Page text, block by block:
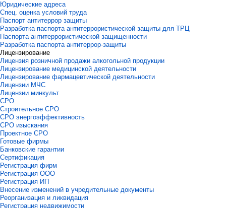
Юридические адреса
Спец. оценка условий труда
Паспорт антитеррор защиты
Разработка паспорта антитеррористической защиты для ТРЦ
Паспорта антитеррористической защищенности
Разработка паспорта антитеррор-защиты
Лицензирование
Лицензия розничной продажи алкогольной продукции
Лицензирование медицинской деятельности
Лицензирование фармацевтической деятельности
Лицензии МЧС
Лицензии минкульт
СРО
Строительное СРО
СРО энергоэффективность
СРО изыскания
Проектное СРО
Готовые фирмы
Банковские гарантии
Сертификация
Регистрация фирм
Регистрация ООО
Регистрация ИП
Внесение изменений в учредительные документы
Реорганизация и ликвидация
Регистрация недвижимости